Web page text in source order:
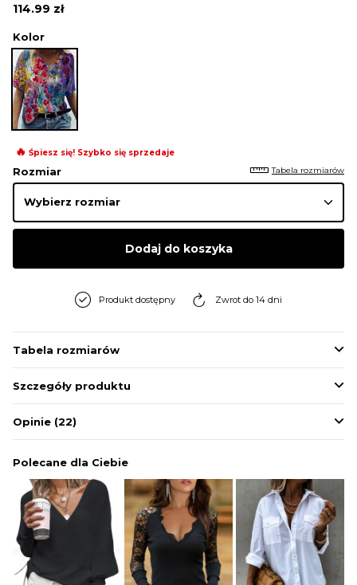
KOMBINEZONY
DRESY
MARYNARKI
SWETRY
BIELIZNA
114.99 zł
Kolor
🔥 Śpiesz się! Szybko się sprzedaje
Rozmiar Tabela rozmiarów
Dodaj do koszyka
Produkt dostępny Zwrot do 14 dni
Tabela rozmiarów
Szczegóły produktu
Opinie (22)
Polecane dla Ciebie